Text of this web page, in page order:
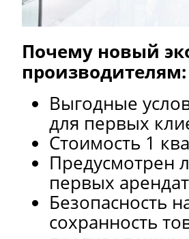
Почему новый
производителям:
Выгодные
для первых
Стоимость 1
Предусмотрен
первых
Безопасность
сохранность